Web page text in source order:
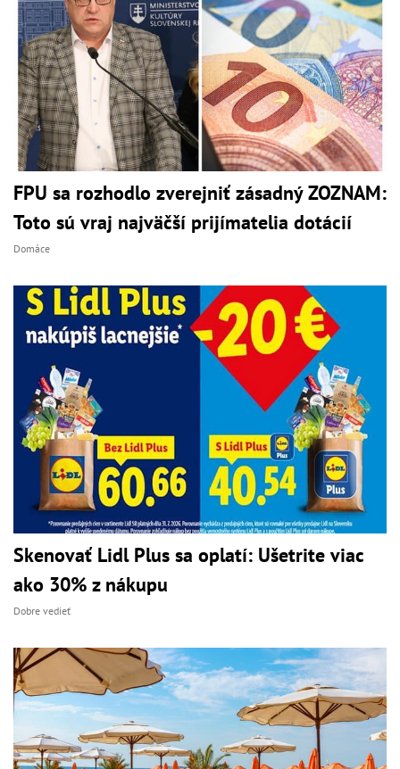
FPU sa rozhodlo zverejniť zásadný ZOZNAM:
Toto sú vraj najväčší prijímatelia dotácií
Domáce
Skenovať Lidl Plus sa oplatí: Ušetrite viac
ako 30% z nákupu
Dobre vedieť